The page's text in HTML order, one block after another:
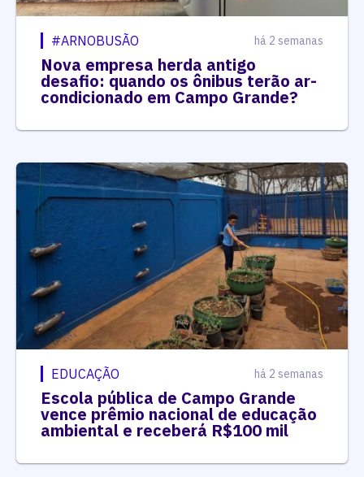
#ARNOBUSÃO há 2 semanas
Nova empresa herda antigo
desafio: quando os ônibus terão ar-
condicionado em Campo Grande?
EDUCAÇÃO há 2 semanas
Escola pública de Campo Grande
vence prêmio nacional de educação
ambiental e receberá R$100 mil